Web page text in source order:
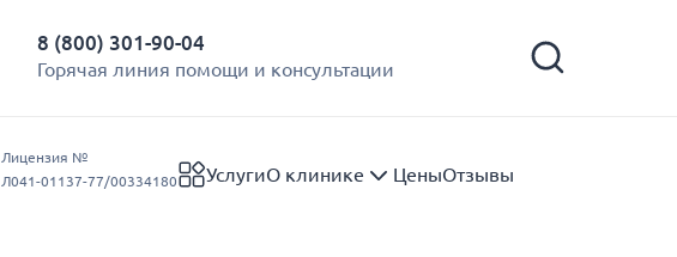
8 (800) 301-90-04
Горячая линия помощи и консультации
Лицензия №
Л041-01137-77/00334180
УслугиО клинике ЦеныОтзывы